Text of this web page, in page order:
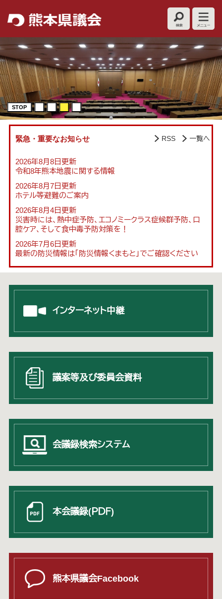
の
先
頭
で
す
。
ー
を
飛
ば
し
て
本
文
へ
STOP
緊急・重要なお知らせ
2026年8月8日更新
令和8年熊本地震に関する情報
2026年8月7日更新
ホテル等避難のご案内
2026年8月4日更新
災害時には、熱中症予防、エコノミークラス症候群予防、口
腔ケア、そして食中毒予防対策を！
2026年7月6日更新
最新の防災情報は「防災情報くまもと」でご確認ください
RSS 一覧へ
インターネット中継
議案等及び委員会資料
会議録検索システム
本会議録(ＰＤＦ)
熊本県議会Facebook